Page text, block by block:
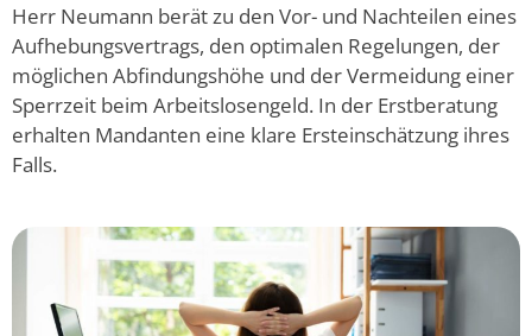
Herr Neumann berät zu den Vor- und Nachteilen eines
Aufhebungsvertrags, den optimalen Regelungen, der
möglichen Abfindungshöhe und der Vermeidung einer
Sperrzeit beim Arbeitslosengeld. In der Erstberatung
erhalten Mandanten eine klare Ersteinschätzung ihres
Falls.